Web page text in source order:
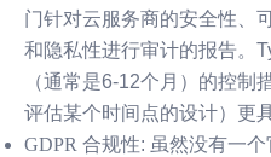
门针对云服务商的安全性、
和隐私性进行审计的报告。
（通常是6-12个月）的控制
评估某个时间点的设计）更
GDPR 合规性: 虽然没有一个